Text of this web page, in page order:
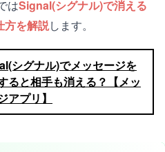
はSignal(シグナル)で消える
方を解説します。
シグナル)でメッセージを
ると相手も消える？【メッ
アプリ】